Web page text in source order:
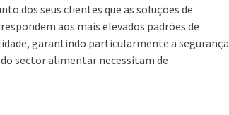
dos seus clientes que as soluções de
aos mais elevados padrões de
garantindo particularmente a segurança
sector alimentar necessitam de